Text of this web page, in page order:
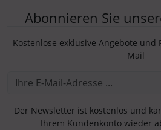
Abonnieren Sie
Kostenlose exklusive Angebote
Mail
Der Newsletter ist kostenlos und
Ihrem Kundenkonto wieder